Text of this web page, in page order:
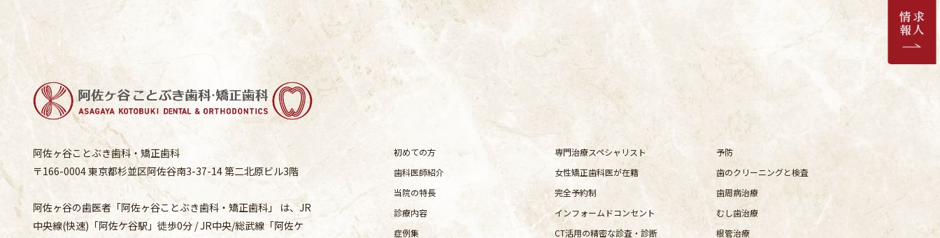
阿佐ヶ谷ことぶき歯科・矯正歯科
〒166-0004 東京都杉並区阿佐谷南3-37-14 第二北原ビル3階
阿佐ヶ谷の歯医者「阿佐ヶ谷ことぶき歯科・矯正歯科」 は、JR
中央線(快速)「阿佐ケ谷駅」徒歩0分 / JR中央/総武線「阿佐ケ
初めての方
歯科医師紹介
当院の特長
診療内容
症例集
専門治療スペシャリスト
女性矯正歯科医が在籍
完全予約制
インフォームドコンセント
CT活用の精密な診査・診断
予防
歯のクリーニングと検査
歯周病治療
むし歯治療
根管治療